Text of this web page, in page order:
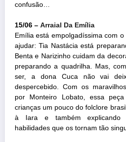
confusão…
15/06 – Arraial Da Emília
Emília está empolgadíssima com
ajudar: Tia Nastácia está
Benta e Narizinho cuidam da
preparando a quadrilha. Mas,
ser, a dona Cuca não vai
despercebido. Com os
por Monteiro Lobato, essa
crianças um pouco do folclore
à Iara e também explicando
habilidades que os tornam tão